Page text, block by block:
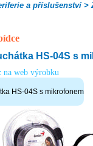
a příslušenství >
HS-04S s
na web výrobku
HS-04S s mikrofonem